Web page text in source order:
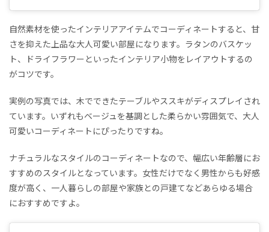
自然素材を使ったインテリアアイテムでコーディネートすると、甘
さを抑えた上品な大人可愛い部屋になります。ラタンのバスケッ
ト、ドライフラワーといったインテリア小物をレイアウトするの
がコツです。
実例の写真では、木でできたテーブルやススキがディスプレイされ
ています。いずれもベージュを基調とした柔らかい雰囲気で、大人
可愛いコーディネートにぴったりですね。
ナチュラルなスタイルのコーディネートなので、幅広い年齢層にお
すすめのスタイルとなっています。女性だけでなく男性からも好感
度が高く、一人暮らしの部屋や家族との戸建てなどあらゆる場合
におすすめですよ。